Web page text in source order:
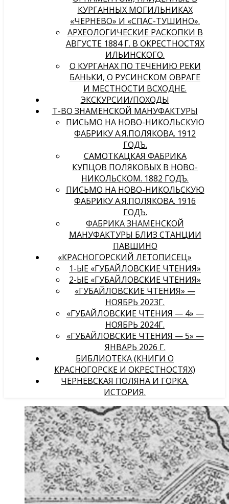
КУРГАННЫХ МОГИЛЬНИКАХ
«ЧЕРНЕВО» И «СПАС-ТУШИНО».
АРХЕОЛОГИЧЕСКИЕ РАСКОПКИ В
АВГУСТЕ 1884 Г. В ОКРЕСТНОСТЯХ
ИЛЬИНСКОГО.
О КУРГАНАХ ПО ТЕЧЕНИЮ РЕКИ
БАНЬКИ, О РУСИНСКОМ ОВРАГЕ
И МЕСТНОСТИ ВСХОДНЕ.
ЭКСКУРСИИ/ПОХОДЫ
Т-ВО ЗНАМЕНСКОЙ МАНУФАКТУРЫ
ПИСЬМО НА НОВО-НИКОЛЬСКУЮ
ФАБРИКУ А.Я.ПОЛЯКОВА. 1912
ГОДЪ.
САМОТКАЦКАЯ ФАБРИКА
КУПЦОВ ПОЛЯКОВЫХ В НОВО-
НИКОЛЬСКОМ. 1882 ГОДЪ.
ПИСЬМО НА НОВО-НИКОЛЬСКУЮ
ФАБРИКУ А.Я.ПОЛЯКОВА. 1916
ГОДЪ.
ФАБРИКА ЗНАМЕНСКОЙ
МАНУФАКТУРЫ БЛИЗ СТАНЦИИ
ПАВШИНО
«КРАСНОГОРСКИЙ ЛЕТОПИСЕЦ»
1-ЫЕ «ГУБАЙЛОВСКИЕ ЧТЕНИЯ»
2-ЫЕ «ГУБАЙЛОВСКИЕ ЧТЕНИЯ»
«ГУБАЙЛОВСКИЕ ЧТЕНИЯ» —
НОЯБРЬ 2023Г.
«ГУБАЙЛОВСКИЕ ЧТЕНИЯ — 4» —
НОЯБРЬ 2024Г.
«ГУБАЙЛОВСКИЕ ЧТЕНИЯ — 5» —
ЯНВАРЬ 2026 Г.
БИБЛИОТЕКА (КНИГИ О
КРАСНОГОРСКЕ И ОКРЕСТНОСТЯХ)
ЧЕРНЕВСКАЯ ПОЛЯНА И ГОРКА.
ИСТОРИЯ.